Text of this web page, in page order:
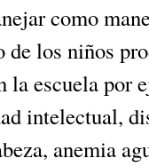
como
de los niños
la escuela por
intelectual,
anemia